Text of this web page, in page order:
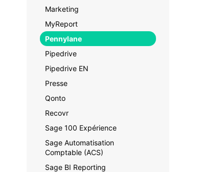
Marketing
MyReport
Pennylane
Pipedrive
Pipedrive EN
Presse
Qonto
Recovr
Sage 100 Expérience
Sage Automatisation
Comptable (ACS)
Sage BI Reporting